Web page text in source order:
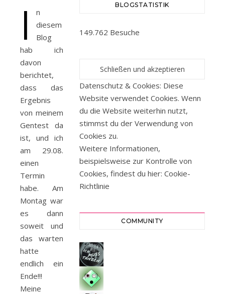
I
n
diesem
Blog
hab ich
davon
berichtet,
dass das
Ergebnis
von meinem
Gentest da
ist, und ich
am 29.08.
einen
Termin
habe. Am
Montag war
es dann
soweit und
das warten
hatte
endlich ein
Ende!!!
Meine
BLOGSTATISTIK
149.762 Besuche
Datenschutz & Cookies: Diese
Website verwendet Cookies. Wenn
du die Website weiterhin nutzt,
stimmst du der Verwendung von
Cookies zu.
Weitere Informationen,
beispielsweise zur Kontrolle von
Cookies, findest du hier: Cookie-
Richtlinie
COMMUNITY